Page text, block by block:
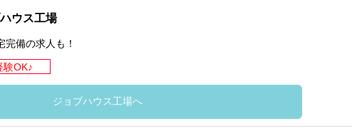
ウス工場
完備の求人も！
験OK♪
ジョブハウス工場へ